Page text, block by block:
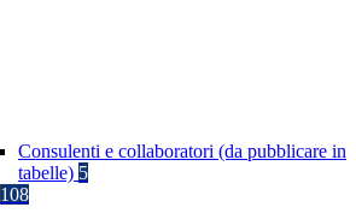
Consulenti e collaboratori (da pubblicare in
tabelle) 5
108